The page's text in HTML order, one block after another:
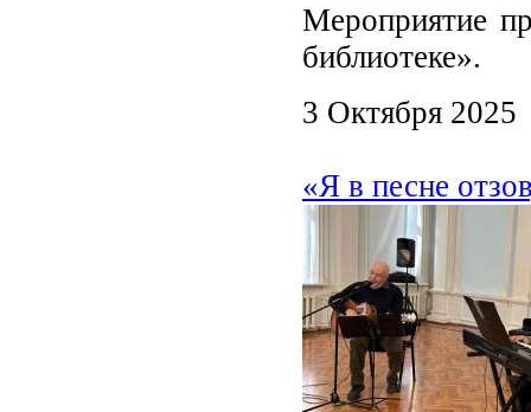
Мероприятие
библиотеке».
3 Октября 2025
«Я в песне